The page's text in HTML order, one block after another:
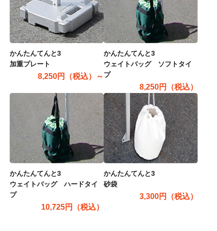
かんたんてんと3
加重プレート
8,250円（税込）～
かんたんてんと3
ウェイトバッグ ソフトタイ
プ
8,250円（税込）
かんたんてんと3
ウェイトバッグ ハードタイ
プ
10,725円（税込）
かんたんてんと3
砂袋
3,300円（税込）